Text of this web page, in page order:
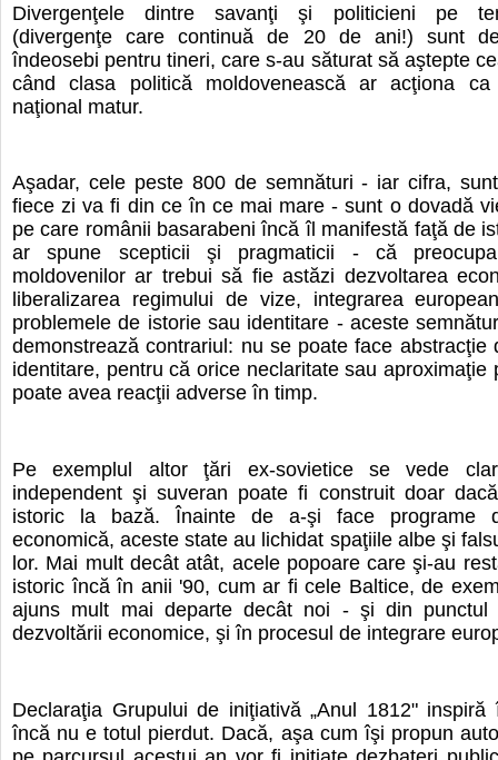
Divergenţele dintre savanţi şi politicieni pe
(divergenţe care continuă de 20 de ani!) sunt
îndeosebi pentru tineri, care s-au săturat să aştepte
când clasa politică moldovenească ar acţiona
naţional matur.
Aşadar, cele peste 800 de semnături - iar cifra,
fiece zi va fi din ce în ce mai mare - sunt o dovadă
pe care românii basarabeni încă îl manifestă faţă de
ar spune scepticii şi pragmaticii - că
moldovenilor ar trebui să fie astăzi dezvoltarea
liberalizarea regimului de vize, integrarea
problemele de istorie sau identitare - aceste
demonstrează contrariul: nu se poate face abstracţie
identitare, pentru că orice neclaritate sau aproximaţie
poate avea reacţii adverse în timp.
Pe exemplul altor ţări ex-sovietice se vede
independent şi suveran poate fi construit doar
istoric la bază. Înainte de a-şi face programe
economică, aceste state au lichidat spaţiile albe şi
lor. Mai mult decât atât, acele popoare care şi-au
istoric încă în anii '90, cum ar fi cele Baltice, de
ajuns mult mai departe decât noi - şi din punctul
dezvoltării economice, şi în procesul de integrare
Declaraţia Grupului de iniţiativă „Anul 1812" inspiră
încă nu e totul pierdut. Dacă, aşa cum îşi propun